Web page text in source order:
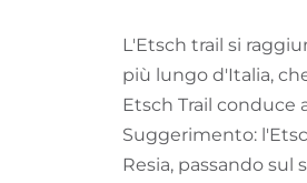
L'Etsch trail si
più lungo d'Italia,
Etsch Trail conduce
Suggerimento:
Resia, passando sul